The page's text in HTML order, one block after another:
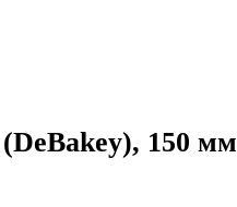
150 мм